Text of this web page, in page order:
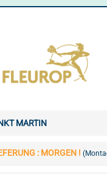
MARTIN
: MORGEN !